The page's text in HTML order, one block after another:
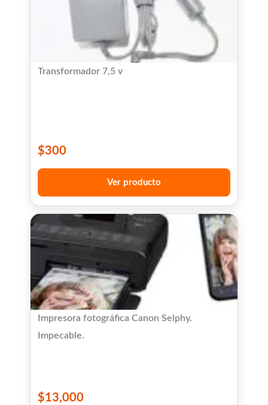
Transformador 7,5 v
$300
Ver producto
Impresora fotográfica Canon Selphy.
Impecable.
$13,000